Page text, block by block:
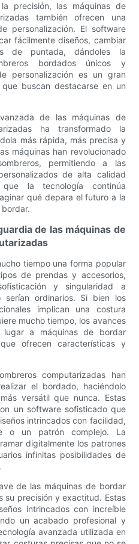
precisión, las máquinas de
también ofrecen una
personalización. El software
fácilmente diseños, cambiar
de puntada, dándoles la
bordados únicos y
personalización es un gran
buscan destacarse en un
de las máquinas de
ha transformado la
más rápida, más precisa y
máquinas han revolucionado
permitiendo a las
de alta calidad
la tecnología continúa
qué depara el futuro a la
de las máquinas de
tiempo una forma popular
de prendas y accesorios,
y singularidad a
ordinarios. Si bien los
implican una costura
mucho tiempo, los avances
a máquinas de bordar
ofrecen características y
computarizadas han
el bordado, haciéndolo
versátil que nunca. Estas
un software sofisticado que
intrincados con facilidad,
o un patrón complejo. La
digitalmente los patrones
infinitas posibilidades de
de las máquinas de bordar
su precisión y exactitud. Estas
intrincados con increíble
un acabado profesional y
avanzada utilizada en